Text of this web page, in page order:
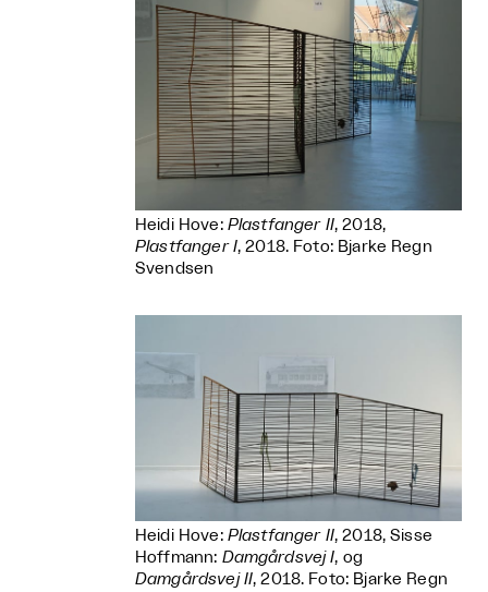
Heidi Hove: Plastfanger II, 2018,
Plastfanger I, 2018. Foto: Bjarke Regn
Svendsen
Heidi Hove: Plastfanger II, 2018, Sisse
Hoffmann: Damgårdsvej I, og
Damgårdsvej II, 2018. Foto: Bjarke Regn